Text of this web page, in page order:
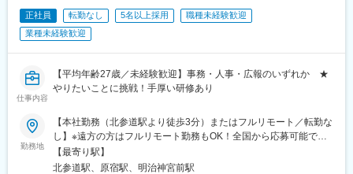
正社員 転勤なし 5名以上採用
職種未経験歓迎
業種未経験歓迎
仕事内容
【平均年齢27歳／未経験歓迎】事務・人事・広報のいずれか ★
やりたいことに挑戦！手厚い研修あり
勤務地
【本社勤務（北参道駅より徒歩3分）またはフルリモート／転勤な
し】※遠方の方はフルリモート勤務もOK！全国から応募可能で
す！※研修は本社（東京）にて実施■本社東京都渋谷区千駄ヶ谷3-
51-10 PORTALPOINT HARAJUKU FD-13＜アクセス＞・東京メ
【最寄り駅】
北参道駅、原宿駅、明治神宮前駅